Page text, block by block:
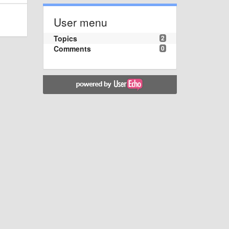
User menu
2
Topics
0
Comments